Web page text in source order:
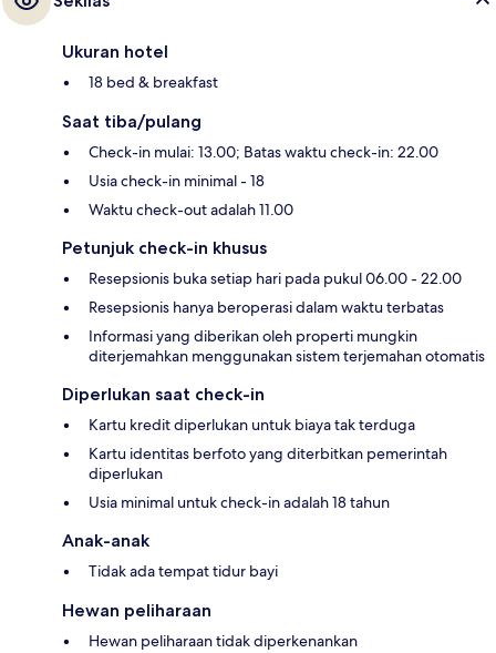
Ukuran hotel
18 bed & breakfast
Saat tiba/pulang
Check-in mulai: 13.00; Batas waktu check-in: 22.00
Usia check-in minimal - 18
Waktu check-out adalah 11.00
Petunjuk check-in khusus
Resepsionis buka setiap hari pada pukul 06.00 - 22.00
Resepsionis hanya beroperasi dalam waktu terbatas
Informasi yang diberikan oleh properti mungkin
diterjemahkan menggunakan sistem terjemahan otomatis
Diperlukan saat check-in
Kartu kredit diperlukan untuk biaya tak terduga
Kartu identitas berfoto yang diterbitkan pemerintah
diperlukan
Usia minimal untuk check-in adalah 18 tahun
Anak-anak
Tidak ada tempat tidur bayi
Hewan peliharaan
Hewan peliharaan tidak diperkenankan